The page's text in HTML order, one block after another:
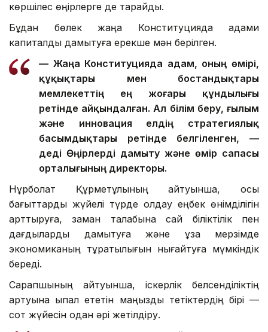
көршілес өңірлерге де тарайды.
Бұдан бөлек жаңа Конституцияда адами
капиталды дамытуға ерекше мән берілген.
— Жаңа Конституцияда адам, оның өмірі,
құқықтары мен бостандықтары
мемлекеттің ең жоғары құндылығы
ретінде айқындалған. Ал білім беру, ғылым
және инновация елдің стратегиялық
басымдықтары ретінде белгіленген, —
деді Өңірлерді дамыту және өмір сапасы
орталығының директоры.
Нұрболат Құрметұлының айтуынша, осы
бағыттарды жүйелі түрде қолдау еңбек өнімділігін
арттыруға, заман талабына сай біліктілік пен
дағдыларды дамытуға және ұзақ мерзімде
экономиканың тұрақтылығын нығайтуға мүмкіндік
береді.
Сарапшының айтуынша, іскерлік белсенділіктің
артуына ықпал ететін маңызды тетіктердің бірі —
сот жүйесін одан әрі жетілдіру.